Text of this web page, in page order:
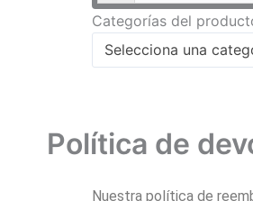
Categorías del
Selecciona una
Política de
Nuestra política de